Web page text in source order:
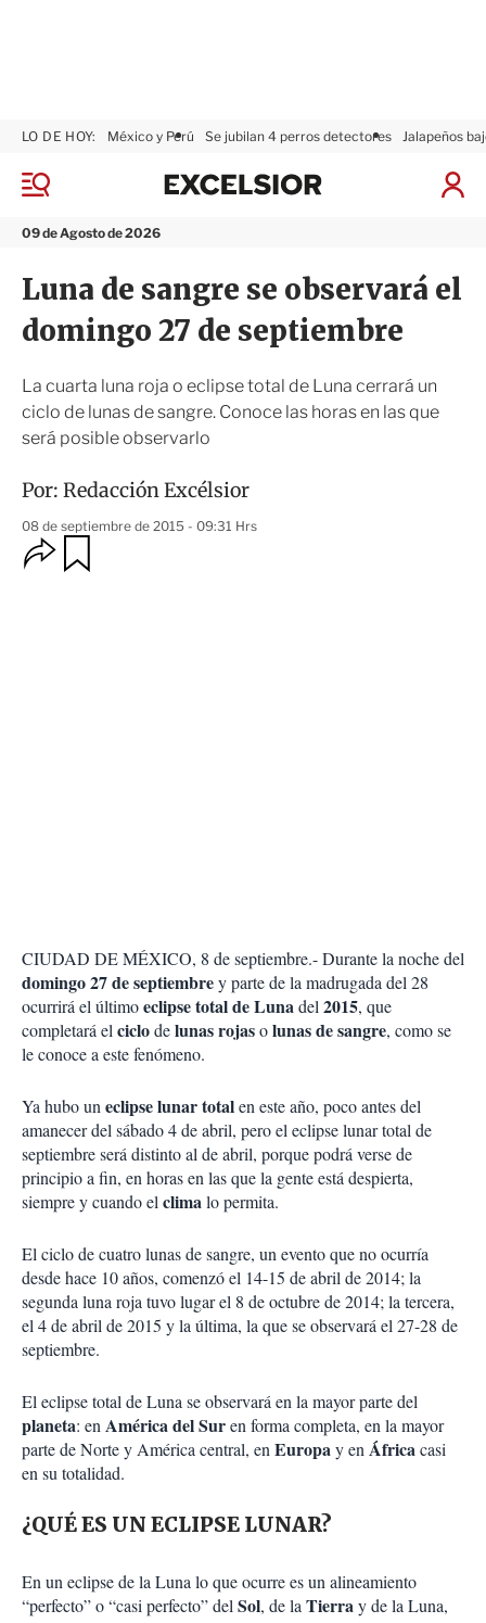
M
n
09 de Agosto de 2026
LO DE HOY: México y Perú Se jubilan 4 perros detectores Jalapeños
I
i
a
x
i
r
Luna de sangre se observará el
domingo 27 de septiembre
La cuarta luna roja o eclipse total de Luna cerrará un
ciclo de lunas de sangre. Conoce las horas en las que
será posible observarlo
Por: Redacción Excélsior
08 de septiembre de 2015 - 09:31 Hrs
O
p
CIUDAD DE MÉXICO, 8 de septiembre.- Durante la noche del
domingo 27 de septiembrey parte de la madrugada del 28
ocurrirá el últimoeclipse total de Lunadel 2015, que
completará el ciclodelunas rojasolunas de sangre, como se
le conoce a este fenómeno.
Ya hubo un eclipse lunar totalen este año, poco antes del
amanecer del sábado 4 de abril, pero el eclipse lunar total de
septiembre será distinto al de abril, porque podrá verse de
principio a fin, en horas en las que la gente está despierta,
siempre y cuando el climalo permita.
El ciclo de cuatro lunas de sangre, un evento que no ocurría
desde hace 10 años, comenzó el 14-15 de abril de 2014; la
segunda luna roja tuvo lugar el 8 de octubre de 2014; la tercera,
el 4 de abril de 2015 y la última, la que se observará el 27-28 de
septiembre.
El eclipse total de Luna se observará en la mayor parte del
planeta: en América del Suren forma completa, en la mayor
parte de Norte y América central, en Europay en Áfricacasi
en su totalidad.
¿QUÉ ES UN ECLIPSE LUNAR?
En un eclipse de la Luna lo que ocurre es un alineamiento
“perfecto” o “casi perfecto” del Sol, de la Tierray de la Luna,